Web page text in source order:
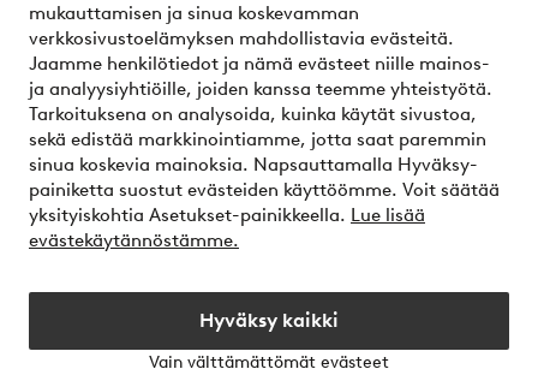
mukauttamisen ja sinua koskevamman
verkkosivustoelämyksen mahdollistavia evästeitä.
Jaamme henkilötiedot ja nämä evästeet niille mainos-
ja analyysiyhtiöille, joiden kanssa teemme yhteistyötä.
Tarkoituksena on analysoida, kuinka käytät sivustoa,
sekä edistää markkinointiamme, jotta saat paremmin
sinua koskevia mainoksia. Napsauttamalla Hyväksy-
painiketta suostut evästeiden käyttöömme. Voit säätää
yksityiskohtia Asetukset-painikkeella. Lue lisää
evästekäytännöstämme.
Hyväksy kaikki
Vain välttämättömät evästeet
Turvalliset maksut – maksa nyt tai erissä
Haluatko tietää lisää maksuvaihtoehdoistamme?
elpy